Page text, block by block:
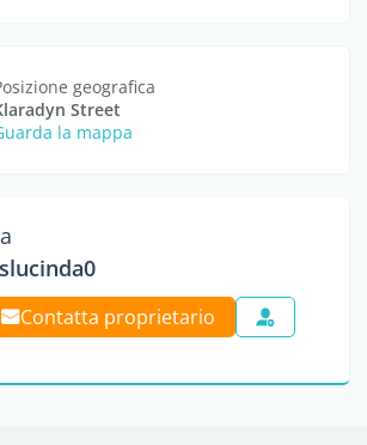
geografica
Street
la mappa
Contatta proprietario